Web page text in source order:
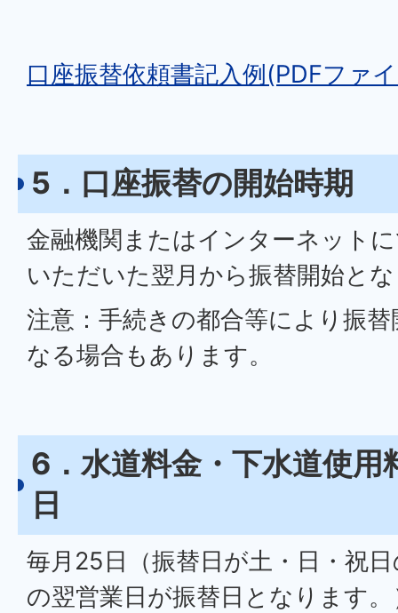
口座振替依頼書記入例(PDFファ
5．口座振替の開始時期
金融機関またはインターネット
いただいた翌月から振替開始と
注意：手続きの都合等により振
なる場合もあります。
6．水道料金・下水道使用
日
毎月25日（振替日が土・日・祝
の翌営業日が振替日となります。